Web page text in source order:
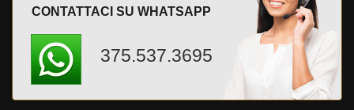
CONTATTACI SU WHATSAPP
375.537.3695